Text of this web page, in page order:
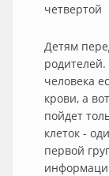
четвертой
Детям
родителей.
человека
крови, а
пойдет
клеток -
первой